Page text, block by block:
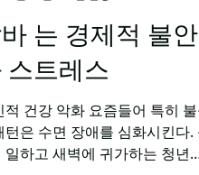
월 13일
4분 분량
는 경제적 불안
스트레스
화 요즘들어 특히 불규
은 수면 장애를 심화시킨다.